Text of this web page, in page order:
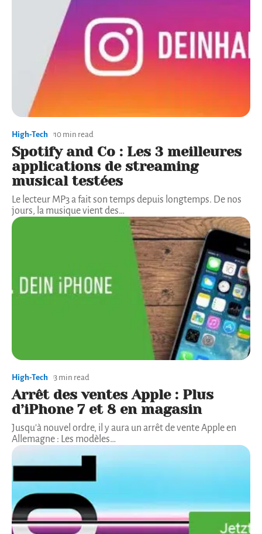
High-Tech 10 min read
Spotify and Co : Les 3 meilleures
applications de streaming
musical testées
Le lecteur MP3 a fait son temps depuis longtemps. De nos
jours, la musique vient des…
High-Tech 3 min read
Arrêt des ventes Apple : Plus
d’iPhone 7 et 8 en magasin
Jusqu'à nouvel ordre, il y aura un arrêt de vente Apple en
Allemagne : Les modèles…